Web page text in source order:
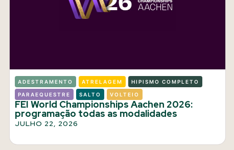
ADESTRAMENTO ATRELAGEM HIPISMO COMPLETO
PARAEQUESTRE SALTO VOLTEIO
FEI World Championships Aachen 2026:
programação todas as modalidades
JULHO 22, 2026